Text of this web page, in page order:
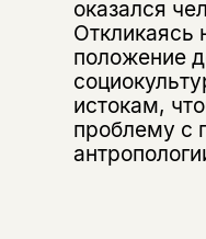
оказался
Откликаясь
положение
истокам,
проблему с